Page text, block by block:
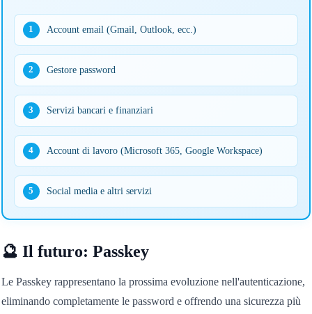
1 Account email (Gmail, Outlook, ecc.)
2 Gestore password
3 Servizi bancari e finanziari
4 Account di lavoro (Microsoft 365, Google Workspace)
5 Social media e altri servizi
🔮 Il futuro: Passkey
Le Passkey rappresentano la prossima evoluzione nell'autenticazione,
eliminando completamente le password e offrendo una sicurezza più